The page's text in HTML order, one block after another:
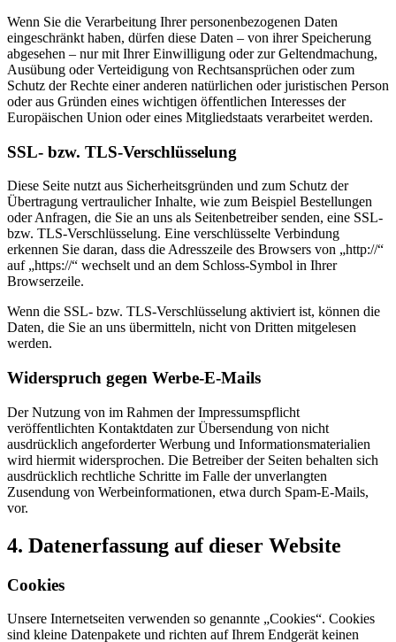
Wenn Sie die Verarbeitung Ihrer personenbezogenen Daten
eingeschränkt haben, dürfen diese Daten – von ihrer Speicherung
abgesehen – nur mit Ihrer Einwilligung oder zur Geltendmachung,
Ausübung oder Verteidigung von Rechtsansprüchen oder zum
Schutz der Rechte einer anderen natürlichen oder juristischen Person
oder aus Gründen eines wichtigen öffentlichen Interesses der
Europäischen Union oder eines Mitgliedstaats verarbeitet werden.
SSL- bzw. TLS-Verschlüsselung
Diese Seite nutzt aus Sicherheitsgründen und zum Schutz der
Übertragung vertraulicher Inhalte, wie zum Beispiel Bestellungen
oder Anfragen, die Sie an uns als Seitenbetreiber senden, eine SSL-
bzw. TLS-Verschlüsselung. Eine verschlüsselte Verbindung
erkennen Sie daran, dass die Adresszeile des Browsers von „http://“
auf „https://“ wechselt und an dem Schloss-Symbol in Ihrer
Browserzeile.
Wenn die SSL- bzw. TLS-Verschlüsselung aktiviert ist, können die
Daten, die Sie an uns übermitteln, nicht von Dritten mitgelesen
werden.
Widerspruch gegen Werbe-E-Mails
Der Nutzung von im Rahmen der Impressumspflicht
veröffentlichten Kontaktdaten zur Übersendung von nicht
ausdrücklich angeforderter Werbung und Informationsmaterialien
wird hiermit widersprochen. Die Betreiber der Seiten behalten sich
ausdrücklich rechtliche Schritte im Falle der unverlangten
Zusendung von Werbeinformationen, etwa durch Spam-E-Mails,
vor.
4. Datenerfassung auf dieser Website
Cookies
Unsere Internetseiten verwenden so genannte „Cookies“. Cookies
sind kleine Datenpakete und richten auf Ihrem Endgerät keinen